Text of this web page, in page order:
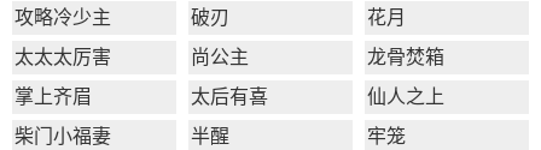
点多
攻略冷少主
破刃
花月
太太太厉害
尚公主
龙骨焚箱
掌上齐眉
太后有喜
仙人之上
柴门小福妻
半醒 牢笼